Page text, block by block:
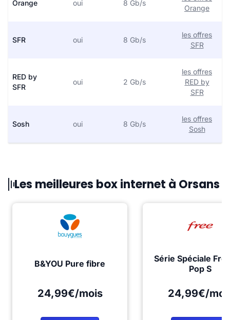
Orange oui 8 Gb/s
Orange
SFR oui 8 Gb/s
les offres
SFR
RED by
SFR
oui 2 Gb/s
les offres
RED by
SFR
Sosh oui 8 Gb/s
les offres
Sosh
Les meilleures box internet à Orsans
B&YOU Pure fibre
24,99€/mois
Série Spéciale
Pop S
24,99€/